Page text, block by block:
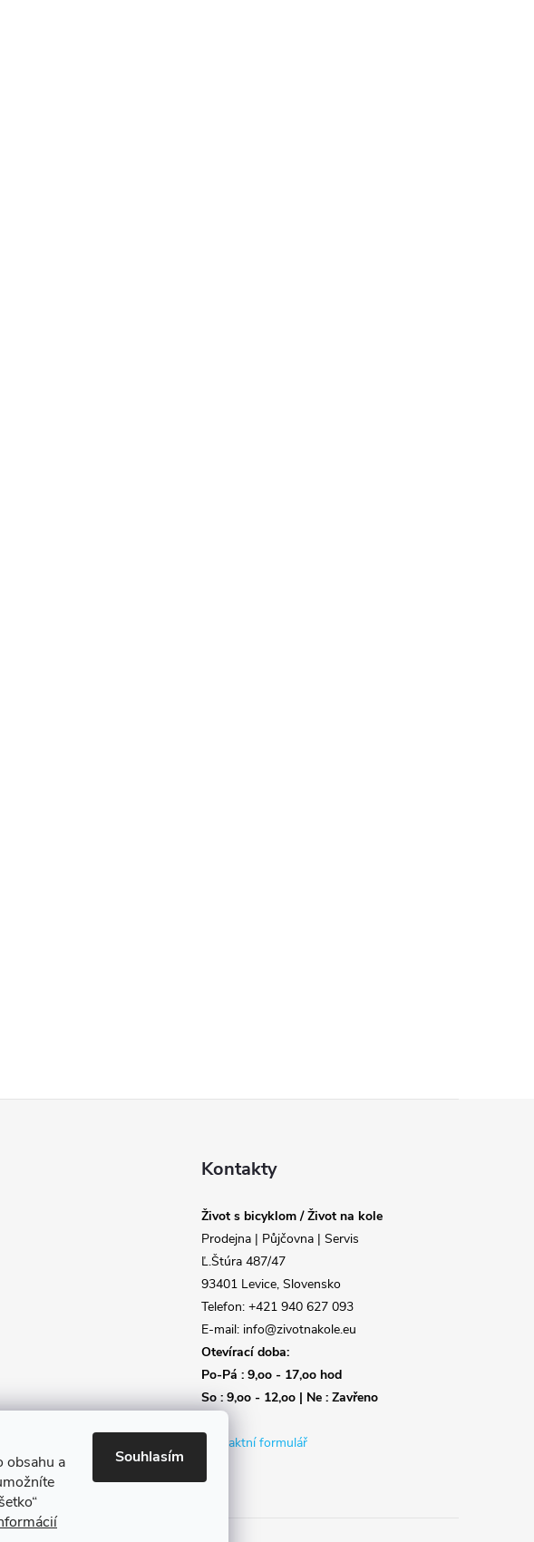
obsahu a
Souhlasím
Kontakty
Život s bicyklom / Život na kole
Prodejna | Půjčovna | Servis
Ľ.Štúra 487/47
93401 Levice, Slovensko
Telefon: +421 940 627 093
E-mail: info@zivotnakole.eu
Otevírací doba:
Po-Pá : 9,oo - 17,oo hod
So : 9,oo - 12,oo | Ne : Zavřeno
Kontaktní formulář